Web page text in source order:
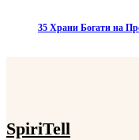
35 Храни Богати на
SpiriTell